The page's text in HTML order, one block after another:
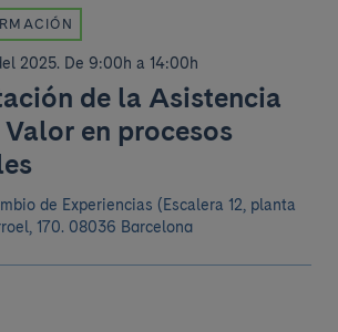
2025. De 9:00h a 14:00h
de la Asistencia
Valor en procesos
de Experiencias (Escalera 12, planta
170. 08036 Barcelona